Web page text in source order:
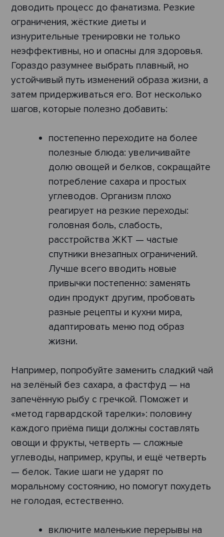
доводить процесс до фанатизма. Резкие
ограничения, жёсткие диеты и
изнурительные тренировки не только
неэффективны, но и опасны для здоровья.
Гораздо разумнее выбрать плавный, но
устойчивый путь изменений образа жизни, а
затем придерживаться его. Вот несколько
шагов, которые полезно добавить:
постепенно переходите на более
полезные блюда: увеличивайте
долю овощей и белков, сокращайте
потребление сахара и простых
углеводов. Организм плохо
реагирует на резкие переходы:
головная боль, слабость,
расстройства ЖКТ — частые
спутники внезапных ограничений.
Лучше всего вводить новые
привычки постепенно: заменять
один продукт другим, пробовать
разные рецепты и кухни мира,
адаптировать меню под образ
жизни.
Например, попробуйте заменить сладкий чай
на зелёный без сахара, а фастфуд — на
запечённую рыбу с гречкой. Поможет и
«метод гарвардской тарелки»: половину
каждого приёма пищи должны составлять
овощи и фрукты, четверть — сложные
углеводы, например, крупы, и ещё четверть
— белок. Такие шаги не ударят по
моральному состоянию, но помогут похудеть
не голодая, естественно.
включите маленькие перерывы на